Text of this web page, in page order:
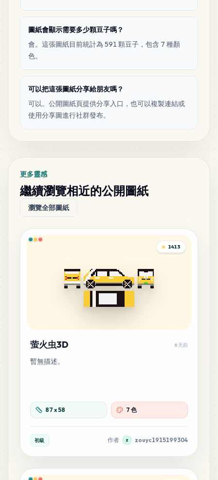
圖紙會顯示需要多少顆豆子嗎？
會。這張圖紙目前統計為 591 顆豆子，包含 7 種顏
色。
可以把這張圖紙分享給朋友嗎？
可以。公開圖紙頁提供分享入口，也可以複製連結或
使用分享圖進行社群發布。
更多靈感
繼續瀏覽相近的公開圖紙
瀏覽全部圖紙
1413
萤火虫3D 6 天前
暫無描述。
87 x58 7 色
初級 作者 z zouyc1915199304